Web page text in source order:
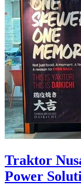
Traktor
Power